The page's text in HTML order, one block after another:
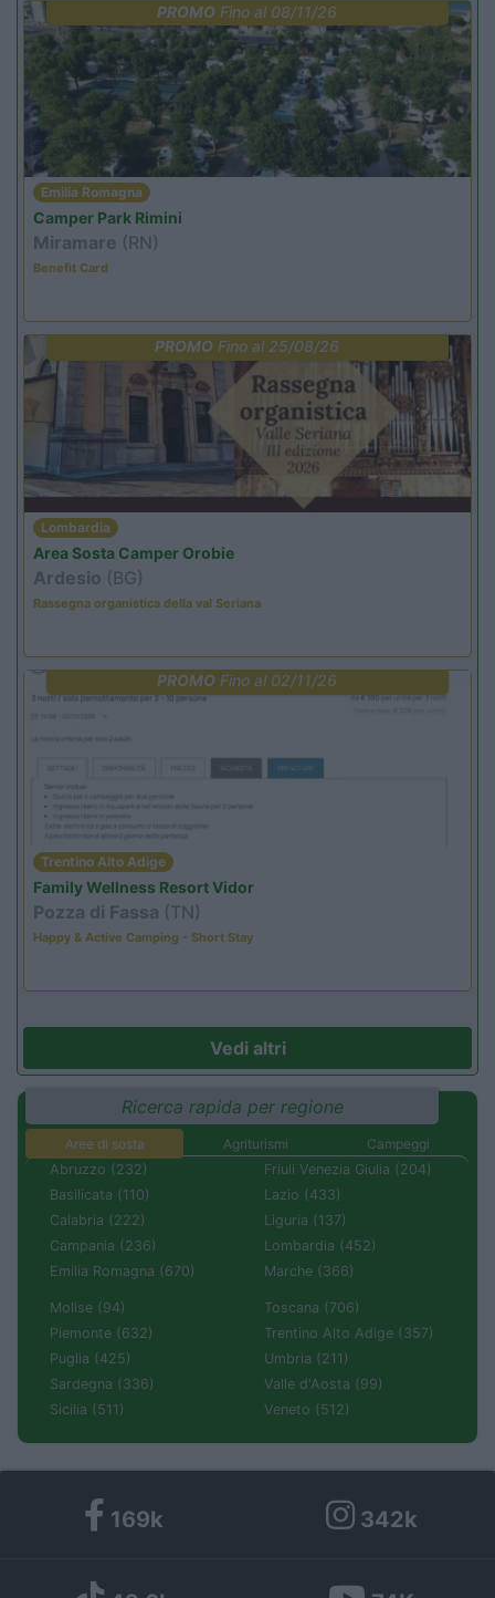
PROMO Fino al 08/11/26
Emilia Romagna
Camper Park Rimini
Miramare (RN)
Benefit Card
PROMO Fino al 25/08/26
Lombardia
Area Sosta Camper Orobie
Ardesio (BG)
Rassegna organistica della val Seriana
PROMO Fino al 02/11/26
Trentino Alto Adige
Family Wellness Resort Vidor
Pozza di Fassa (TN)
Happy & Active Camping - Short Stay
Vedi altri
Ricerca rapida per regione
Aree di sosta Agriturismi
Campeggi
Abruzzo (232)
Basilicata (110)
Calabria (222)
Campania (236)
Emilia Romagna (670)
Friuli Venezia Giulia (204)
Lazio (433)
Liguria (137)
Lombardia (452)
Marche (366)
Molise (94)
Piemonte (632)
Puglia (425)
Sardegna (336)
Sicilia (511)
Toscana (706)
Trentino Alto Adige (357)
Umbria (211)
Valle d'Aosta (99)
Veneto (512)
169k 342k